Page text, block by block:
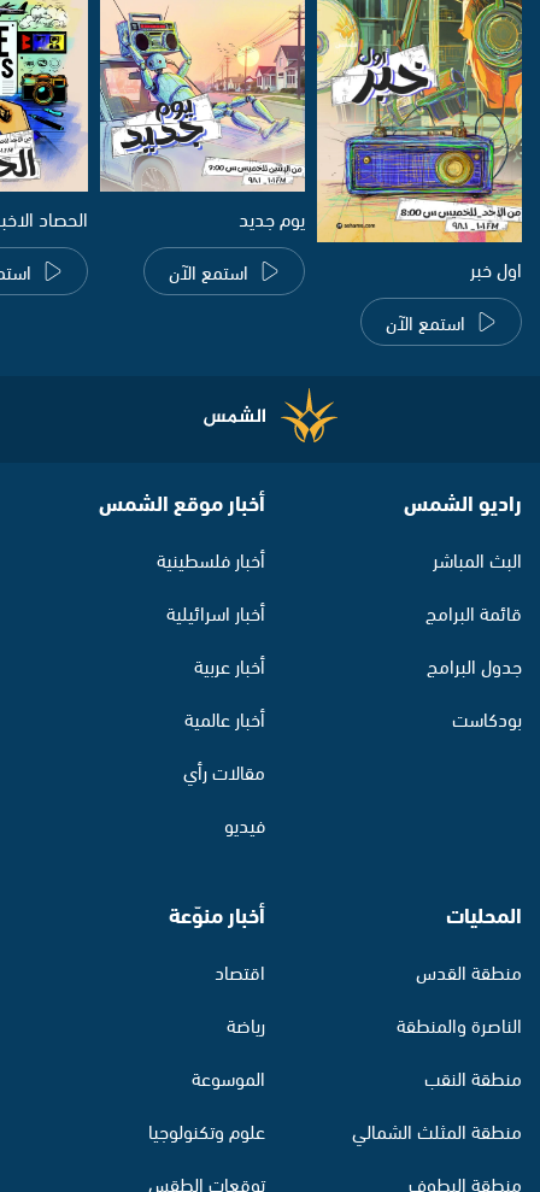
اول خبر
استمع الآن
يوم جديد
استمع الآن
الحصاد
راديو الشمس
البث المباشر
قائمة البرامج
جدول البرامج
بودكاست
أخبار موقع الشمس
أخبار فلسطينية
أخبار اسرائيلية
أخبار عربية
أخبار عالمية
مقالات رأي
فيديو
المحليات
منطقة القدس
الناصرة والمنطقة
منطقة النقب
منطقة المثلث الشمالي
منطقة البطوف
أخبار منوّعة
اقتصاد
رياضة
الموسوعة
علوم وتكنولوجيا
توقعات الطقس